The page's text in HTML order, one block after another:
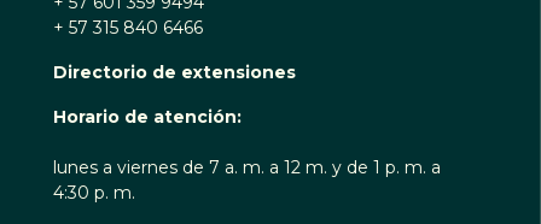
+ 57 315 840 6466
Directorio de extensiones
Horario de atención:
lunes a viernes de 7 a. m. a 12 m. y de 1 p. m. a
4:30 p. m.